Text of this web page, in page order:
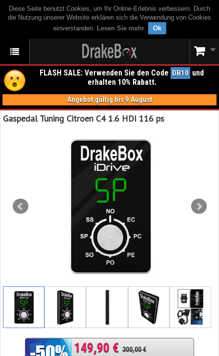
Diese Seite benutzt Cookies, um Ihr Online-Erlebnis verbessern. Durch
die Nutzung unserer Website erklären sich die Verwendung von Cookies
einverstanden. Lesen Sie mehr. Ok
FLASH SALE: Verwenden Sie den Code DB10 und
erhalten 10% Rabatt.
Angebot gültig bis 9 August
Gaspedal Tuning Citroen C4 1.6 HDI 116 ps
149,90 € 300,00 €